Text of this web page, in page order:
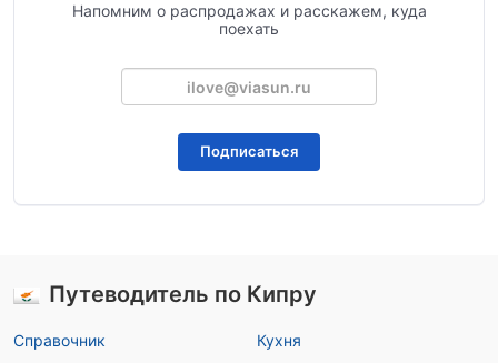
Напомним о распродажах и расскажем, куда
поехать
Подписаться
Путеводитель по Кипру
Справочник Кухня